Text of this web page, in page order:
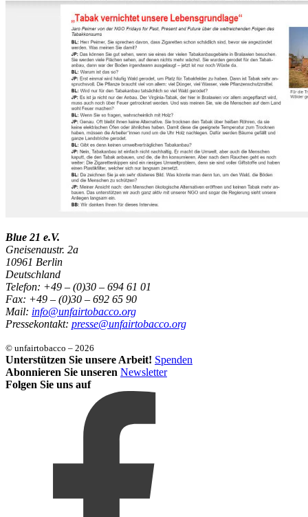
Blue 21 e.V.
Gneisenaustr. 2a
10961 Berlin
Deutschland
Telefon: +49 – (0)30 – 694 61 01
Fax: +49 – (0)30 – 692 65 90
Mail: info@unfairtobacco.org
Pressekontakt: presse@unfairtobacco.org
© unfairtobacco – 2026
Unterstützen Sie unsere Arbeit! Spenden
Abonnieren Sie unseren Newsletter
Folgen Sie uns auf